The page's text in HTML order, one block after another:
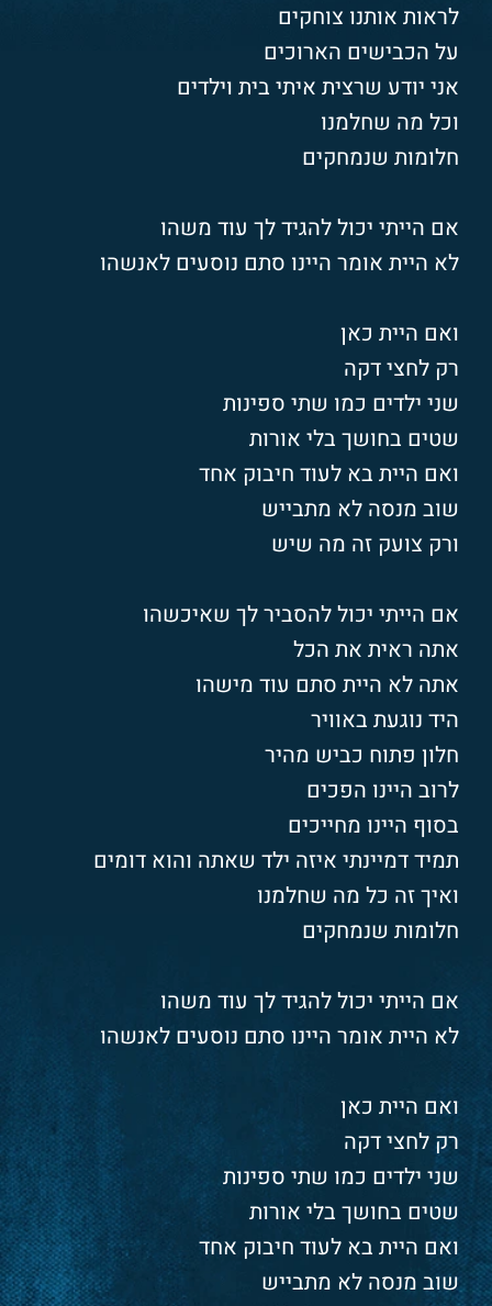
לראות אותנו צוחקים
על הכבישים הארוכים
אני יודע שרצית איתי בית וילדים
וכל מה שחלמנו
חלומות שנמחקים
אם הייתי יכול להגיד לך עוד משהו
לא היית אומר היינו סתם נוסעים לאנשהו
ואם היית כאן
רק לחצי דקה
שני ילדים כמו שתי ספינות
שטים בחושך בלי אורות
ואם היית בא לעוד חיבוק אחד
שוב מנסה לא מתבייש
ורק צועק זה מה שיש
אם הייתי יכול להסביר לך שאיכשהו
אתה ראית את הכל
אתה לא היית סתם עוד מישהו
היד נוגעת באוויר
חלון פתוח כביש מהיר
לרוב היינו הפכים
בסוף היינו מחייכים
תמיד דמיינתי איזה ילד שאתה והוא דומים
ואיך זה כל מה שחלמנו
חלומות שנמחקים
אם הייתי יכול להגיד לך עוד משהו
לא היית אומר היינו סתם נוסעים לאנשהו
ואם היית כאן
רק לחצי דקה
שני ילדים כמו שתי ספינות
שטים בחושך בלי אורות
ואם היית בא לעוד חיבוק אחד
שוב מנסה לא מתבייש